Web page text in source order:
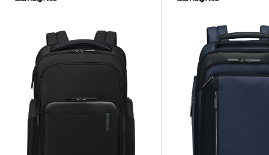
LITEPOINT
LITEPOINT
LITEPOINT